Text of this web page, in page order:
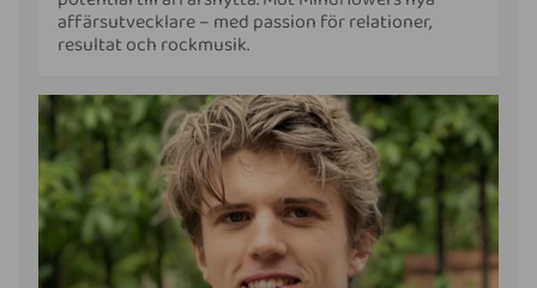
affärsutvecklare – med passion för relationer,
resultat och rockmusik.